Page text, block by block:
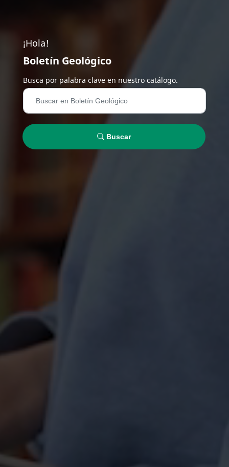
¡Hola!
Boletín Geológico
Busca por palabra clave en nuestro catálogo.
Buscar